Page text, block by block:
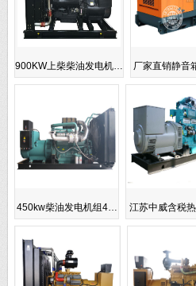
900KW上柴柴油发电机… 厂家直销静音
450kw柴油发电机组4… 江苏中威含税